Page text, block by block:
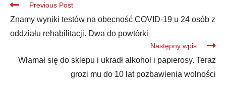
Previous Post
Znamy wyniki testów na obecność COVID-19 u 24 osób z
oddziału rehabilitacji. Dwa do powtórki
Następny wpis
Włamał się do sklepu i ukradł alkohol i papierosy. Teraz
grozi mu do 10 lat pozbawienia wolności